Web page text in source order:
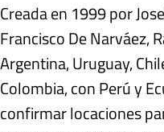
Creada en 1999 por
Francisco De Narváez,
Argentina, Uruguay,
Colombia, con Perú y
confirmar locaciones